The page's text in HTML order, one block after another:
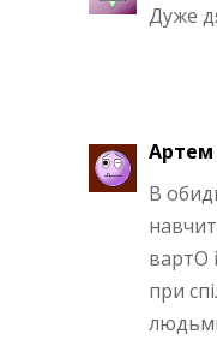
Дуже
Артем
В
вартO
при